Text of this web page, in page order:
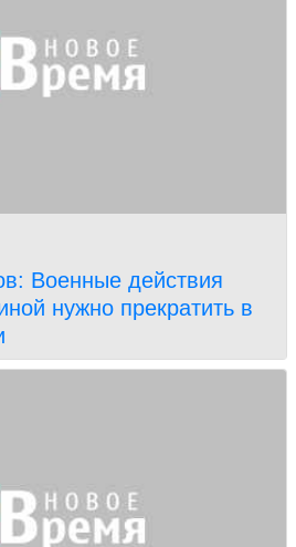
Военные действия
нужно прекратить в